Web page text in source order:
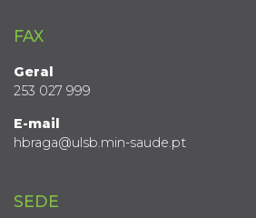
FAX
Geral
253 027 999
E-mail
hbraga@ulsb.min-saude.pt
SEDE